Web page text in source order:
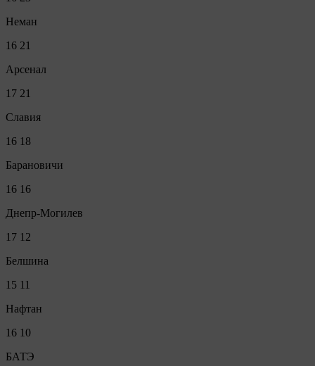
Неман
16 21
Арсенал
17 21
Славия
16 18
Барановичи
16 16
Днепр-Могилев
17 12
Белшина
15 11
Нафтан
16 10
БАТЭ